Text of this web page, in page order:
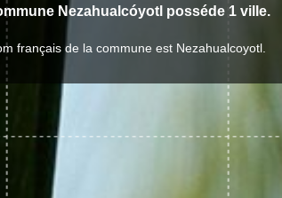
Nezahualcóyotl posséde 1 ville.
français de la commune est Nezahualcoyotl.